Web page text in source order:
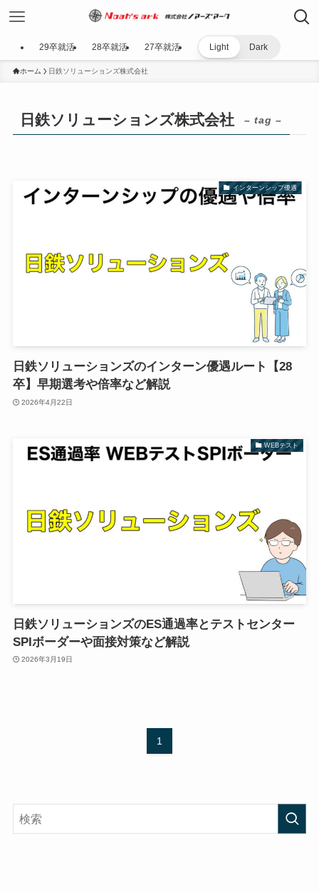
29卒就活 28卒就活 27卒就活 Light Dark
ホーム 日鉄ソリューションズ株式会社
日鉄ソリューションズ株式会社 – tag –
インターンシップ優遇
日鉄ソリューションズのインターン優遇ルート【28
卒】早期選考や倍率など解説
2026年4月22日
WEBテスト
日鉄ソリューションズのES通過率とテストセンター
SPIボーダーや面接対策など解説
2026年3月19日
1